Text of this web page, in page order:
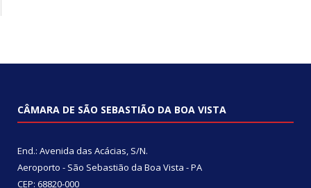
CÂMARA DE SÃO SEBASTIÃO DA BOA VISTA
End.: Avenida das Acácias, S/N.
Aeroporto - São Sebastião da Boa Vista - PA
CEP: 68820-000